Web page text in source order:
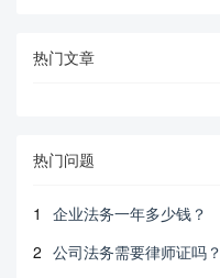
热门文章
热门问题
1
企业法务一年多少钱？
2 公司法务需要律师证吗？